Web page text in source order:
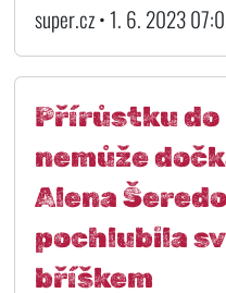
super.cz • 1. 6. 2023
Přírůstku do
nemůže
Alena
pochlubila
bříškem